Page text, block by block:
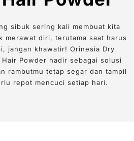
sibuk sering kali membuat kita
merawat diri, terutama saat harus
jangan khawatir! Orinesia Dry
Powder hadir sebagai solusi
rambutmu tetap segar dan tampil
repot mencuci setiap hari.